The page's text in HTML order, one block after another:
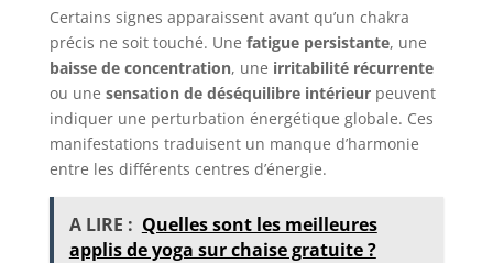
Certains signes apparaissent avant qu’un chakra
précis ne soit touché. Une fatigue persistante, une
baisse de concentration, une irritabilité récurrente
ou une sensation de déséquilibre intérieurpeuvent
indiquer une perturbation énergétique globale. Ces
manifestations traduisent un manque d’harmonie
entre les différents centres d’énergie.
A LIRE : Quelles sont les meilleures
applis de yoga sur chaise gratuite ?